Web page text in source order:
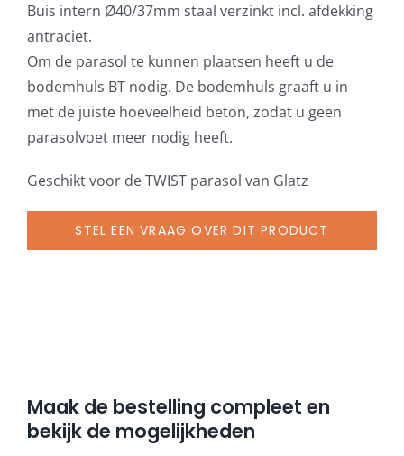
Umbrosa en Paraflex parasoldoeken
Onze merken
mm
verzinkt
afdekking
antraciet
aantal
Buis intern Ø40/37mm staal verzinkt incl. afdekking
antraciet.
Om de parasol te kunnen plaatsen heeft u de
bodemhuls BT nodig. De bodemhuls graaft u in
met de juiste hoeveelheid beton, zodat u geen
parasolvoet meer nodig heeft.
Geschikt voor de TWIST parasol van Glatz
STEL EEN VRAAG OVER DIT PRODUCT
Maak de bestelling compleet en
bekijk de mogelijkheden